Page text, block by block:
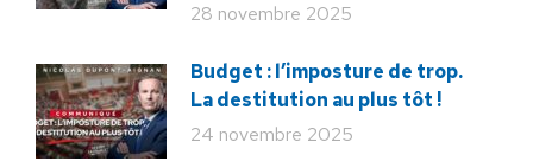
28 novembre 2025
Budget : l’imposture de trop.
La destitution au plus tôt !
24 novembre 2025